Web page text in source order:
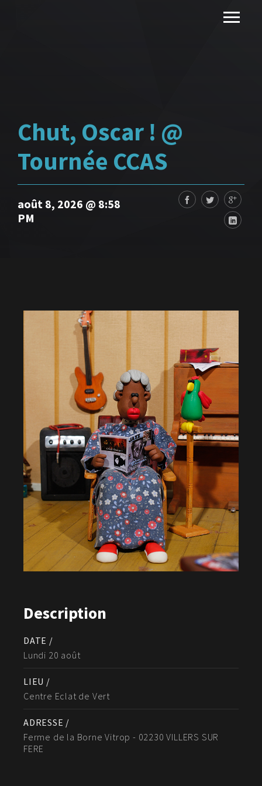
Chut, Oscar ! @
Tournée CCAS
août 8, 2026 @ 8:58
PM
Description
DATE /
Lundi 20 août
LIEU /
Centre Eclat de Vert
ADRESSE /
Ferme de la Borne Vitrop - 02230 VILLERS SUR
FERE